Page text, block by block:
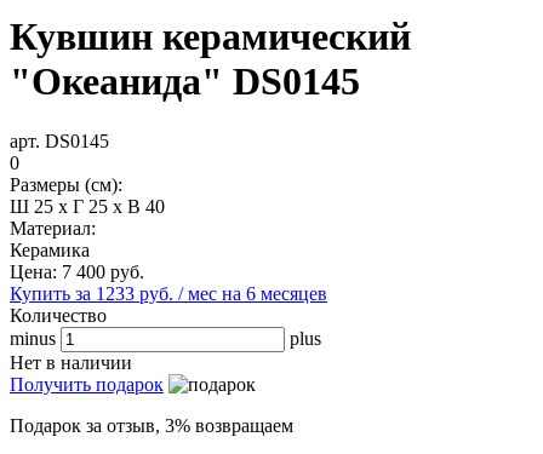
Кувшин керамический
"Океанида" DS0145
арт. DS0145
0
Размеры (см):
Ш 25 x Г 25 x В 40
Материал:
Керамика
Цена: 7 400 руб.
Купить за 1233 руб. / мес на 6 месяцев
Количество
minus
plus
Нет в наличии
Получить подарок
Подарок за отзыв, 3% возвращаем